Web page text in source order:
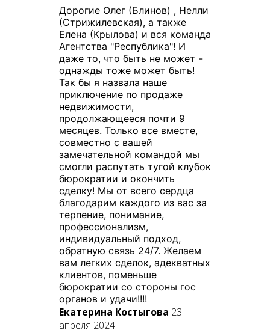
Дорогие Олег (Блинов) , Нелли
(Стрижилевская), а также
Елена (Крылова) и вся команда
Агентства "Республика"! И
даже то, что быть не может -
однажды тоже может быть!
Так бы я назвала наше
приключение по продаже
недвижимости,
продолжающееся почти 9
месяцев. Только все вместе,
совместно с вашей
замечательной командой мы
смогли распутать тугой клубок
бюрократии и окончить
сделку! Мы от всего сердца
благодарим каждого из вас за
терпение, понимание,
профессионализм,
индивидуальный подход,
обратную связь 24/7. Желаем
вам легких сделок, адекватных
клиентов, поменьше
бюрократии со стороны гос
органов и удачи!!!!
Екатерина Костыгова 23
апреля 2024